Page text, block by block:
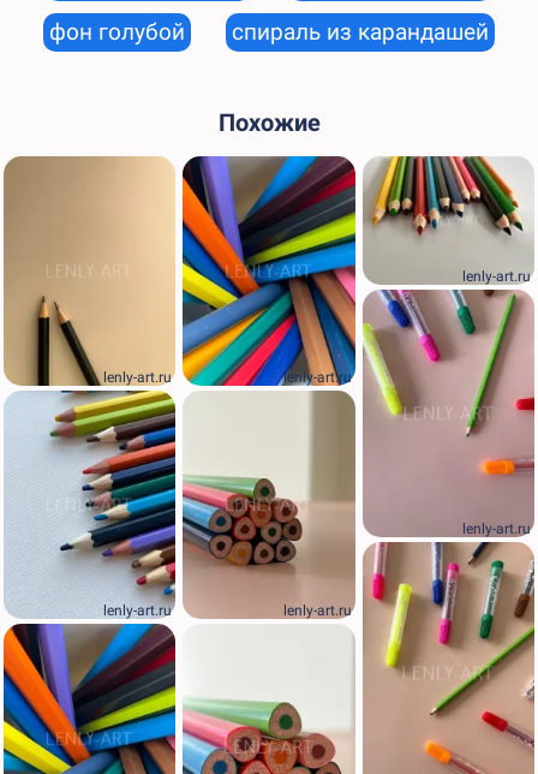
фон голубой
спираль из карандашей
Похожие
lenly-art.ru
lenly-art.ru
lenly-art.ru
lenly-art.ru
lenly-art.ru
lenly-art.ru